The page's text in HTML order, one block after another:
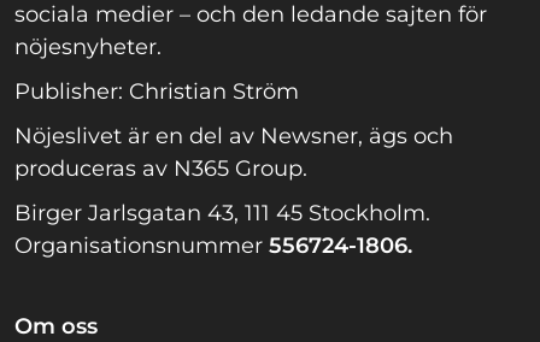
sociala medier – och den ledande sajten för
nöjesnyheter.
Publisher: Christian Ström
Nöjeslivet är en del av Newsner, ägs och
produceras av N365 Group.
Birger Jarlsgatan 43, 111 45 Stockholm.
Organisationsnummer 556724-1806.
Om oss